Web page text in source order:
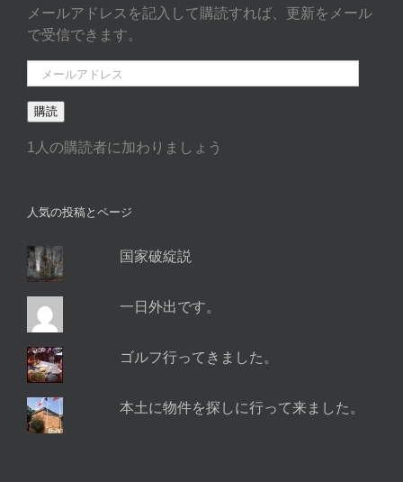
メールアドレスを記入して購読すれば、更新をメール
で受信できます。
ー
ル
ド
購読
1人の購読者に加わりましょう
人気の投稿とページ
国家破綻説
一日外出です。
ゴルフ行ってきました。
本土に物件を探しに行って来ました。